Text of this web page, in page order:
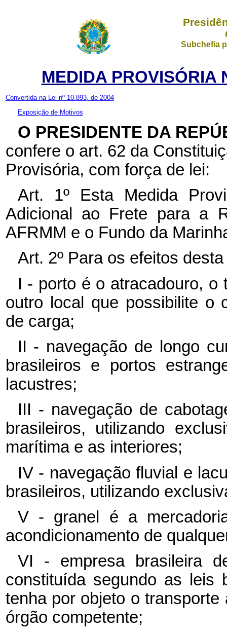
Subchefia
MEDIDA PROVISÓRIA
Convertida na Lei nº 10.893, de 2004
Exposição de Motivos
O PRESIDENTE DA
confere o art. 62 da
Provisória, com força de lei:
Art. 1º Esta Medida
Adicional ao Frete para a
AFRMM e o Fundo da
Art. 2º Para os efeitos
I - porto é o atracadouro, o
outro local que possibilite o
de carga;
II - navegação de longo
brasileiros e portos
lacustres;
III - navegação de
brasileiros, utilizando
marítima e as interiores;
IV - navegação fluvial e
brasileiros, utilizando
V - granel é a
acondicionamento de
VI - empresa brasileira
constituída segundo as leis
tenha por objeto o
órgão competente;